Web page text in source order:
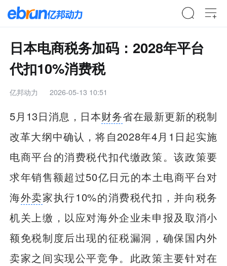
日本电商税务加码：2028年平台
代扣10%消费税
亿邦动力 2026-05-13 10:51
5月13日消息，日本财务省在最新更新的税制
改革大纲中确认，将自2028年4月1日起实施
电商平台的消费税代扣代缴政策。该政策要
求年销售额超过50亿日元的本土电商平台对
海外卖家执行10%的消费税代扣，并向税务
机关上缴，以应对海外企业未申报及取消小
额免税制度后出现的征税漏洞，确保国内外
卖家之间实现公平竞争。此政策主要针对在